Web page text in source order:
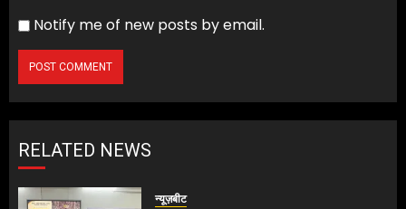
Notify me of new posts by email.
RELATED NEWS
न्यूज़बीट